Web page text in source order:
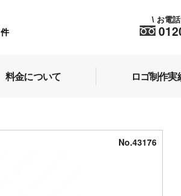
件
\ お電
料金について ロゴ制作実
No.43176